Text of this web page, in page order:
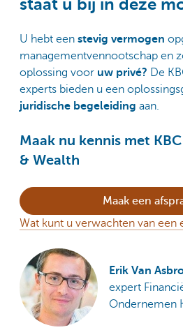
staat u bij in deze
U hebt een stevig vermogen
managementvennootschap en
oplossing voor uw privé? De
experts bieden u een
juridische begeleiding aan.
Maak nu kennis met
& Wealth
Maak een
Wat kunt u verwachten van een
Erik Van
expert
Ondernemen